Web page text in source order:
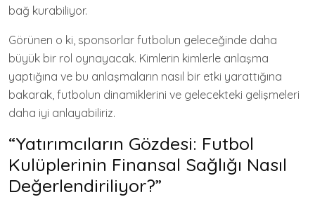
bağ kurabiliyor.
Görünen o ki, sponsorlar futbolun geleceğinde daha
büyük bir rol oynayacak. Kimlerin kimlerle anlaşma
yaptığına ve bu anlaşmaların nasıl bir etki yarattığına
bakarak, futbolun dinamiklerini ve gelecekteki gelişmeleri
daha iyi anlayabiliriz.
“Yatırımcıların Gözdesi: Futbol
Kulüplerinin Finansal Sağlığı Nasıl
Değerlendiriliyor?”